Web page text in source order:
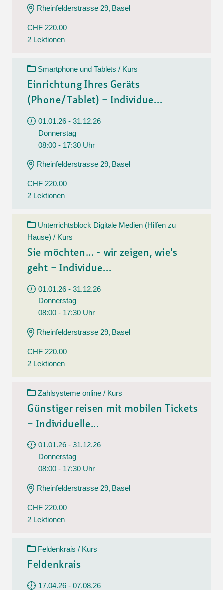
Rheinfelderstrasse 29, Basel
CHF 220.00
2 Lektionen
Smartphone und Tablets / Kurs
Einrichtung Ihres Geräts
(Phone/Tablet) – Individue...
01.01.26 - 31.12.26
Donnerstag
08:00 - 17:30 Uhr
Rheinfelderstrasse 29, Basel
CHF 220.00
2 Lektionen
Unterrichtsblock Digitale Medien (Hilfen zu
Hause) / Kurs
Sie möchten... - wir zeigen, wie's
geht – Individue...
01.01.26 - 31.12.26
Donnerstag
08:00 - 17:30 Uhr
Rheinfelderstrasse 29, Basel
CHF 220.00
2 Lektionen
Zahlsysteme online / Kurs
Günstiger reisen mit mobilen Tickets
– Individuelle...
01.01.26 - 31.12.26
Donnerstag
08:00 - 17:30 Uhr
Rheinfelderstrasse 29, Basel
CHF 220.00
2 Lektionen
Feldenkrais / Kurs
Feldenkrais
17.04.26 - 07.08.26